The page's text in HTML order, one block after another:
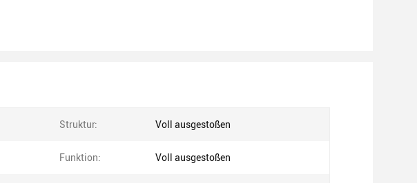
Struktur: Voll ausgestoßen
Funktion: Voll ausgestoßen